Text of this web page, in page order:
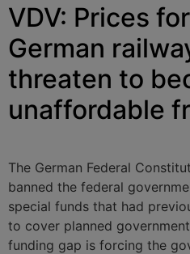
VDV: Prices
German
threaten to
unaffordable
The German Federal
banned the federal
special funds that had
to cover planned
funding gap is forcing the